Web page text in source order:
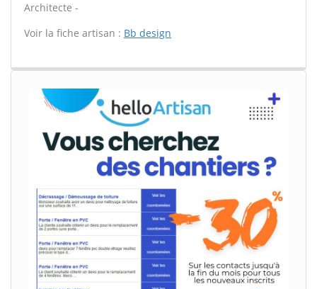
Architecte -
Voir la fiche artisan : Bb design